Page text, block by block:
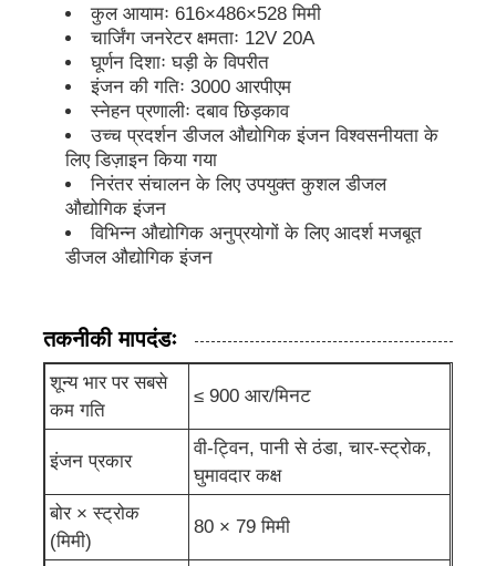
डीजल जनरेटर सेट
गैसोलीन जनरेटर सेट
इन्वर्टर जेनरेटर सेट
पोर्टेबल जनरेटर सेट
औद्योगिक जनरेटर सेट
डिजिटल जेनरेटर सेट
ध्वनिरोधी जनरेटर सेट
कुल आयामः 616×486×528 मिमी
चार्जिंग जनरेटर क्षमताः 12V 20A
घूर्णन दिशाः घड़ी के विपरीत
इंजन की गतिः 3000 आरपीएम
स्नेहन प्रणालीः दबाव छिड़काव
उच्च प्रदर्शन डीजल औद्योगिक इंजन विश्वसनीयता के
लिए डिज़ाइन किया गया
निरंतर संचालन के लिए उपयुक्त कुशल डीजल
औद्योगिक इंजन
विभिन्न औद्योगिक अनुप्रयोगों के लिए आदर्श मजबूत
डीजल औद्योगिक इंजन
तकनीकी मापदंडः
शून्य भार पर सबसे
कम गति
≤ 900 आर/मिनट
इंजन प्रकार
वी-ट्विन, पानी से ठंडा, चार-स्ट्रोक,
घुमावदार कक्ष
बोर × स्ट्रोक
(मिमी)
80 × 79 मिमी